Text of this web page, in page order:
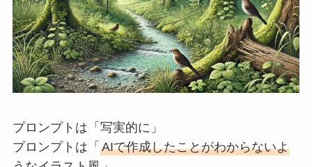
プロンプトは「写実的に」
プロンプトは「 AIで作成したことがわからないよ